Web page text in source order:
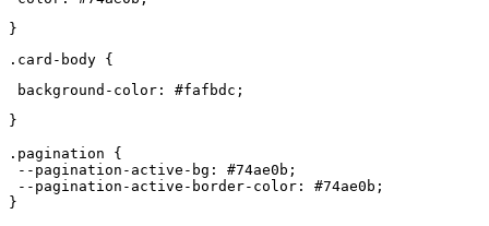
}
.card-body {
background-color: #fafbdc;
}
.pagination {
--pagination-active-bg: #74ae0b;
--pagination-active-border-color: #74ae0b;
}